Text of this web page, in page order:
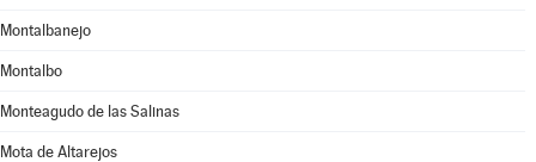
Montalbanejo
Montalbo
Monteagudo de las Salinas
Mota de Altarejos